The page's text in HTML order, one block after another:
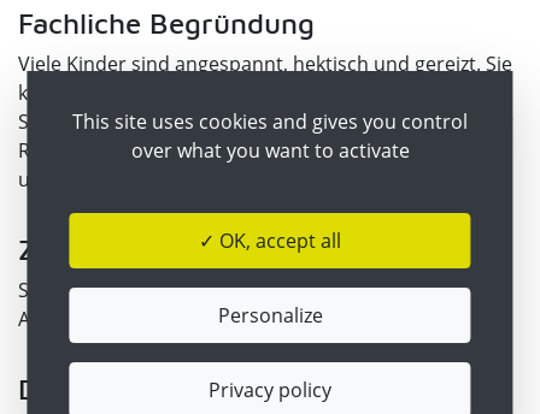
Fachliche Begründung
Viele Kinder sind angespannt, hektisch und gereizt. Sie
kommen schwer zur Ruhe. Ihre Atmung und
Selbstwahrnehmung sind oberflächlich. Um zu innerer
Ruhe zu kommen, sollen sie lernen, bewusst zu atmen
und sich zu entspannen.
Zielstellung
Steigerung der Selbstwahrnehmung, bewusste
Atmung, Tiefenentspannung;
Durchführung
This site uses cookies and gives you control
over what you want to activate
✓ OK, accept all
Personalize
Privacy policy